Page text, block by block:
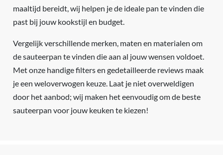
maaltijd bereidt, wij helpen je de ideale pan te vinden die
past bij jouw kookstijl en budget.
Vergelijk verschillende merken, maten en materialen om
de sauteerpan te vinden die aan al jouw wensen voldoet.
Met onze handige filters en gedetailleerde reviews maak
je een weloverwogen keuze. Laat je niet overweldigen
door het aanbod; wij maken het eenvoudig om de beste
sauteerpan voor jouw keuken te kiezen!